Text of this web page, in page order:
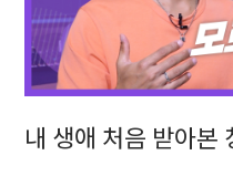
내 생애 처음 받아본